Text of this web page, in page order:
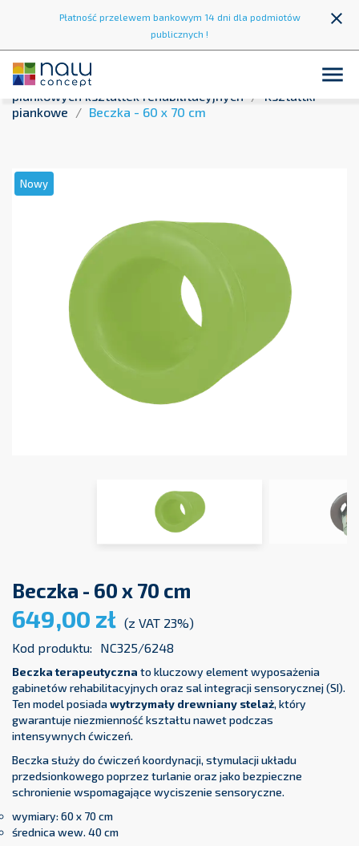
Płatność przelewem bankowym 14 dni dla podmiotów
publicznych !
close

Strona główna
piankowych kształtek rehabilitacyjnych
Kształtki
piankowe
Beczka - 60 x 70 cm
Nowy
Beczka - 60 x 70 cm
649,00 zł (z VAT 23%)
Kod produktu:
NC325/6248
Beczka terapeutyczna to kluczowy element wyposażenia
gabinetów rehabilitacyjnych oraz sal integracji sensorycznej (SI).
Ten model posiadawytrzymały drewniany stelaż, który
gwarantuje niezmienność kształtu nawet podczas
intensywnych ćwiczeń.
Beczka służy do ćwiczeń koordynacji, stymulacji układu
przedsionkowego poprzez turlanie oraz jako bezpieczne
schronienie wspomagające wyciszenie sensoryczne.
wymiary: 60 x 70 cm
średnica wew. 40 cm